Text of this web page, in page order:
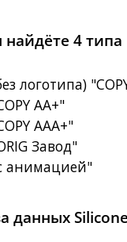
4 типа
логотипа)
AA+"
AAA+"
Завод"
анимацией"
данных